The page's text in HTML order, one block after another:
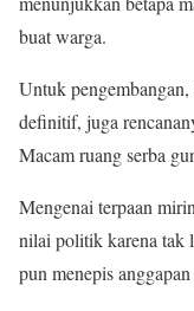
buat warga.
Untuk
definitif, juga
Macam ruang serba
Mengenai terpaan
nilai politik karena tak
pun menepis